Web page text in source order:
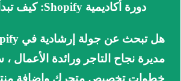
دورة أكاديمية Shopify: كيف تبدأ Shopify
هل تبحث عن جولة إرشادية في Shopify؟
مديرة نجاح التاجر ورائدة الأعمال ،
خطوات تخصيص متجرك وإضافة منتج